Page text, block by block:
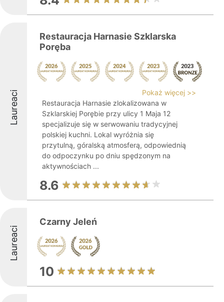
Laureaci
Restauracja Harnasie Szklarska
Poręba
Pokaż więcej >>
Restauracja Harnasie zlokalizowana w
Szklarskiej Porębie przy ulicy 1 Maja 12
specjalizuje się w serwowaniu tradycyjnej
polskiej kuchni. Lokal wyróżnia się
przytulną, góralską atmosferą, odpowiednią
do odpoczynku po dniu spędzonym na
aktywnościach ...
8.6
Laureaci
Czarny Jeleń
10